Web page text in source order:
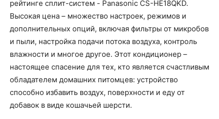
рейтинге сплит-систем - Panasonic CS-HE18QKD.
Высокая цена – множество настроек, режимов и
дополнительных опций, включая фильтры от микробов
и пыли, настройка подачи потока воздуха, контроль
влажности и многое другое. Этот кондиционер –
настоящее спасение для тех, кто является счастливым
обладателем домашних питомцев: устройство
способно избавить воздух, поверхности и еду от
добавок в виде кошачьей шерсти.